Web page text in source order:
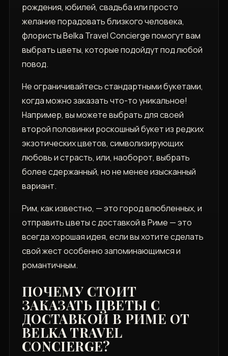
рождения, юбилей, свадьба или просто
желание порадовать близкого человека,
флористы Belka Travel Concierge помогут вам
выбрать цветы, которые подойдут под любой
повод.
Не ограничивайтесь стандартными букетами,
когда можно заказать что-то уникальное!
Например, вы можете выбрать для своей
второй половинки роскошный букет из редких
экзотических цветов, символизирующих
любовь и страсть, или, наоборот, выбрать
более сдержанный, но не менее изысканный
вариант.
Рим, как известно, — это город влюбленных, и
отправить цветы с доставкой в Риме — это
всегда хорошая идея, если вы хотите сделать
свой жест особенно запоминающимся и
романтичным.
ПОЧЕМУ СТОИТ
ЗАКАЗАТЬ ЦВЕТЫ С
ДОСТАВКОЙ В РИМЕ ОТ
BELKA TRAVEL
CONCIERGE?